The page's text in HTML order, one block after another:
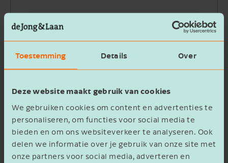
Toestemming Details Over
Deze website maakt gebruik van cookies
We gebruiken cookies om content en advertenties te
personaliseren, om functies voor social media te
bieden en om ons websiteverkeer te analyseren. Ook
delen we informatie over je gebruik van onze site met
onze partners voor social media, adverteren en
Ik ga akkoord met het
Meer van Mariëtte